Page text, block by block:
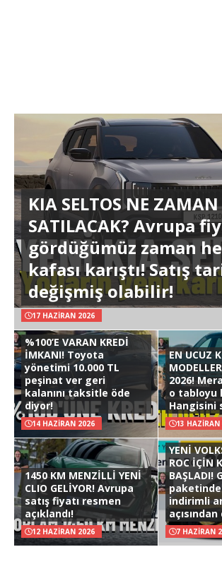
KIA SELTOS NE ZAMAN
SATILACAK? Avrupa
gördüğümüz zaman
kafası karıştı! Satış
değişmiş olabilir!
17 HAZIRAN 2026
%100’E VARAN KREDİ
İMKANI! Toyota
yönetimi 10.000 TL
peşinat ver geri
kalanını taksitle öde
diyor!
14 HAZIRAN 2026
EN UCUZ
2026!
o tabloyu
Hangisini
13 HAZIRAN
1450 KM MENZİLLİ YENİ
CLIO GELİYOR! Avrupa
satış fiyatı resmen
açıklandı!
12 HAZIRAN 2026
YENİ
ROC İÇİN
BAŞLADI!
indirimli
7 HAZIRAN